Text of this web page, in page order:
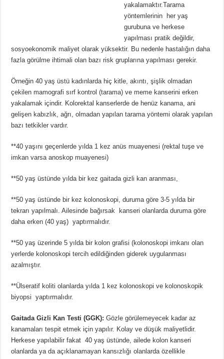
yakalamaktır.Tarama
yöntemlerinin her yaş
gurubuna ve herkese
yapılması pratik değildir,
sosyoekonomik maliyet olarak yüksektir. Bu nedenle hastalığın daha
fazla görülme ihtimali olan bazı risk gruplarına yapılması gerekir.
Örneğin 40 yaş üstü kadınlarda hiç kitle, akıntı, şişlik olmadan
çekilen mamografi sırf kontrol (tarama) ve meme kanserini erken
yakalamak içindir. Kolorektal kanserlerde de henüz kanama, ani
gelişen kabızlık, ağrı, olmadan yapılan tarama yöntemi olarak yapılan
bazı tetkikler vardır.
**40 yaşını geçenlerde yılda 1 kez anüs muayenesi (rektal tuşe ve
imkan varsa anoskop muayenesi)
**50 yaş üstünde yılda bir kez gaitada gizli kan aranması,
**50 yaş üstünde bir kez kolonoskopi, duruma göre 3-5 yılda bir
tekrarı yapılmalı. Ailesinde bağırsak kanseri olanlarda duruma göre
daha erken (40 yaş) yaptırmalıdır.
**50 yaş üzerinde 5 yılda bir kolon grafisi (kolonoskopi imkanı olan
yerlerde kolonoskopi tercih edildiğinden giderek uygulanması
azalmıştır.
**Ülseratif koliti olanlarda yılda 1 kez kolonoskopi ve kolonoskopik
biyopsi yaptırmalıdır.
Gaitada Gizli Kan Testi (GGK): Gözle görülemeyecek kadar az
kanamaları tespit etmek için yapılır. Kolay ve düşük maliyetlidir.
Herkese yapılabilir fakat 40 yaş üstünde, ailede kolon kanseri
olanlarda ya da açıklanamayan kansızlığı olanlarda özellikle